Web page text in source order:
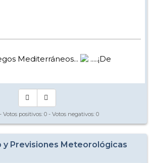
Mediterráneos...
.....¡De
- Votos positivos: 0 - Votos negativos: 0
y Previsiones Meteorológicas